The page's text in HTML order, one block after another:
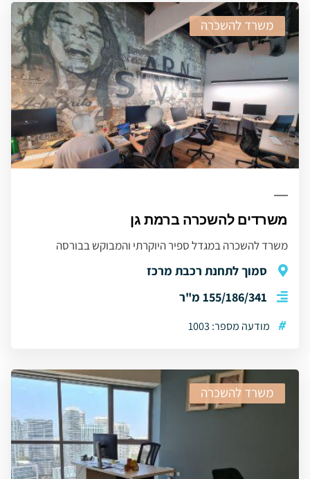
משרד להשכרה
משרדים להשכרה ברמת גן
משרד להשכרה במגדל ספיר היוקרתי והמבוקש בבורסה
סמוך לתחנת רכבת מרכז
155/186/341 מ"ר
# מודעה מספר: 1003
משרד להשכרה